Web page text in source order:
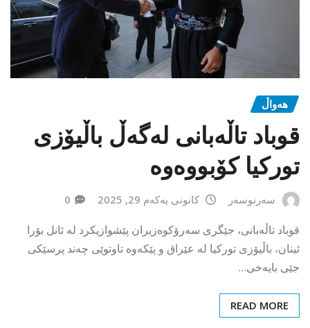
هەواڵ
قوباد تاڵەبانی لەگەڵ باڵیۆزی
تورکیا کۆبووەوە
سەرنوسەر کانونی یەکەم 29, 2025 0
قوباد تاڵەبانی، جێگری سەرۆکوەزیران پێشوازیکرد لە ئانل بۆرا
ئینان، باڵیۆزی تورکیا لە عێراق و پێکەوە تاوتوێی چەند پرسێکی
جێی بایەخی…
READ MORE